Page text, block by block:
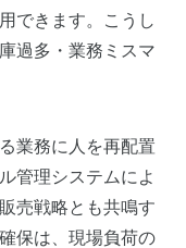
できます。こうし
過多・業務ミスマ
業務に人を再配置
管理システムによ
売戦略とも共鳴す
保は、現場負荷の